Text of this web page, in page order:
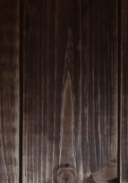
Homepage |
Impressum
Datenschutz